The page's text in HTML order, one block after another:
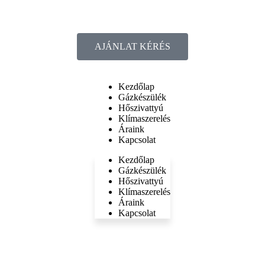
AJÁNLAT KÉRÉS
Kezdőlap
Gázkészülék
Hőszivattyú
Klímaszerelés
Áraink
Kapcsolat
Kezdőlap
Gázkészülék
Hőszivattyú
Klímaszerelés
Áraink
Kapcsolat